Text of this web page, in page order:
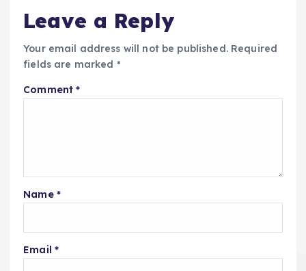
Leave a Reply
Your email address will not be published. Required
fields are marked *
Comment*
Name *
Email *